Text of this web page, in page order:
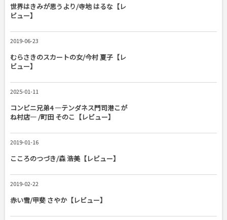
世界はきみが思うより/寺地 はるな【レ
ビュー】
2019-06-23
むらさきのスカートの女/今村 夏子【レ
ビュー】
2025-01-11
コンビニ兄弟4 ―テンダネス門司港こが
ね村店― /町田 そのこ【レビュー】
2019-01-16
こころのつづき/森 浩美【レビュー】
2019-02-22
赤い雪/甲斐 さやか【レビュー】